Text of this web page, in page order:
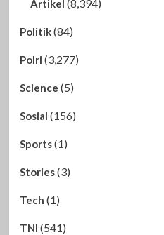
Artikel (8,394)
Politik(84)
Polri (3,277)
Science (5)
Sosial (156)
Sports(1)
Stories(3)
Tech (1)
TNI (541)